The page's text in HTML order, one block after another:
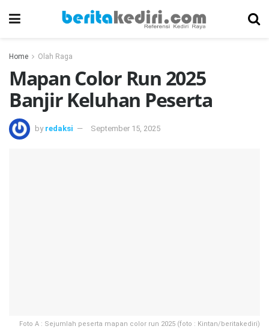
Home Olah Raga
Mapan Color Run 2025
Banjir Keluhan Peserta
by redaksi September 15, 2025
Foto A : Sejumlah peserta mapan color run 2025 (foto : Kintan/beritakediri)